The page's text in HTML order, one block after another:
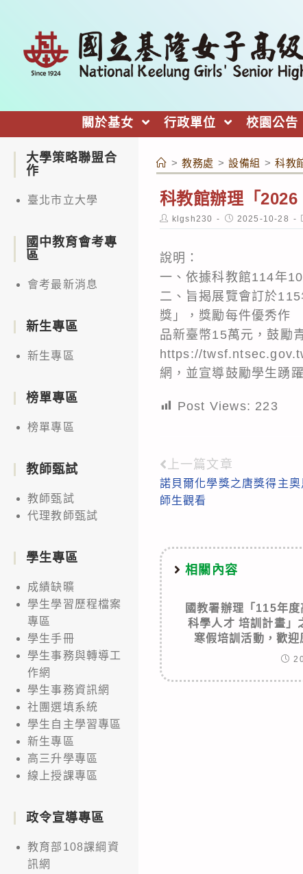
關於基女 行政單位 校園公告
> 教務處 > 設備組 > 科教
科教館辦理「
Post
author:
klgsh230
Post
published:
2025-10-28
說明：
一、依據科教館114年
二、旨揭展覽會訂於
獎」，獎勵每件優秀作
品新臺幣15萬元，鼓勵
https://
網，並宣導鼓勵學生踴
Post Views: 223
Read
more
上一篇文章
諾貝爾化學獎之唐獎得主
師生觀看
相關內容
國教署辦理「115年
科學人才 培訓計畫」
寒假培訓活動，歡迎
大學策略聯盟合
作
臺北市立大學
國中教育會考專
區
會考最新消息
新生專區
新生專區
榜單專區
榜單專區
教師甄試
教師甄試
代理教師甄試
學生專區
成績缺曠
學生學習歷程檔案
專區
學生手冊
學生事務與轉導工
作網
學生事務資訊網
社團選填系統
學生自主學習專區
新生專區
高三升學專區
線上授課專區
政令宣導專區
教育部108課綱資
訊網